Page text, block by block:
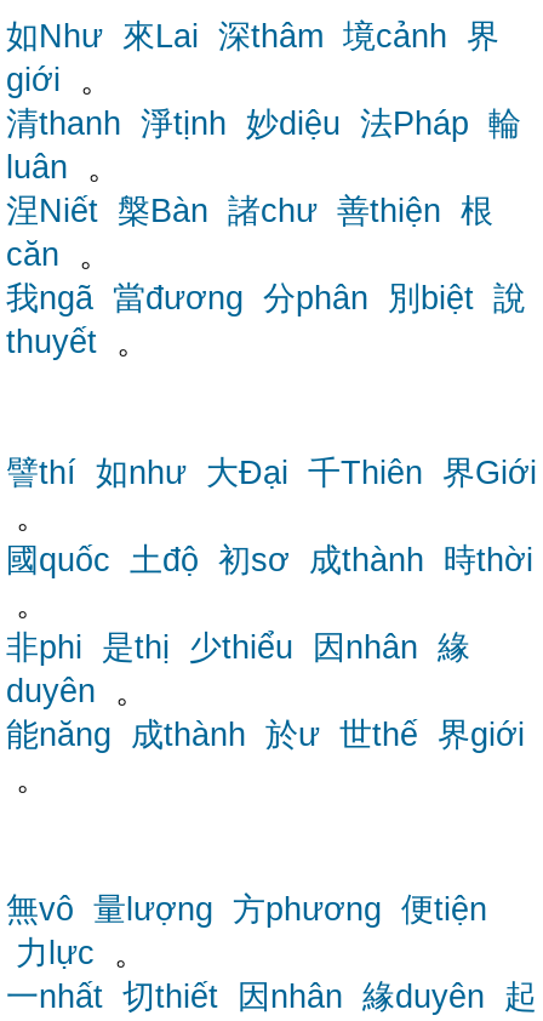
如Như 來Lai 深thâm 境cảnh 界
giới 。
清thanh 淨tịnh 妙diệu 法Pháp 輪
luân 。
涅Niết 槃Bàn 諸chư 善thiện 根
căn 。
我ngã 當đương 分phân 別biệt 說
thuyết 。
譬thí 如như 大Đại 千Thiên 界Giới
。
國quốc 土độ 初sơ 成thành 時thời
。
非phi 是thị 少thiểu 因nhân 緣
duyên 。
能năng
成thành 於ư 世thế 界giới
。
無vô 量lượng 方phương 便tiện
力lực 。
一nhất 切thiết 因nhân 緣duyên 起